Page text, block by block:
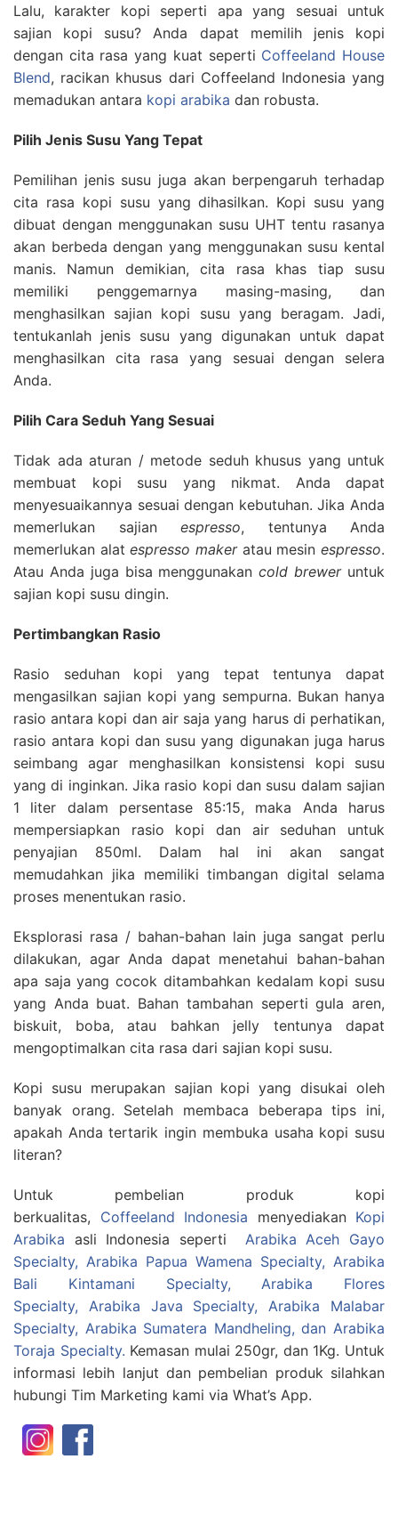
Lalu, karakter kopi seperti apa yang sesuai untuk
sajian kopi susu? Anda dapat memilih jenis kopi
dengan cita rasa yang kuat seperti Coffeeland House
Blend, racikan khusus dari Coffeeland Indonesia yang
memadukan antara kopi arabika dan robusta.
Pilih Jenis Susu Yang Tepat
Pemilihan jenis susu juga akan berpengaruh terhadap
cita rasa kopi susu yang dihasilkan. Kopi susu yang
dibuat dengan menggunakan susu UHT tentu rasanya
akan berbeda dengan yang menggunakan susu kental
manis. Namun demikian, cita rasa khas tiap susu
memiliki penggemarnya masing-masing, dan
menghasilkan sajian kopi susu yang beragam. Jadi,
tentukanlah jenis susu yang digunakan untuk dapat
menghasilkan cita rasa yang sesuai dengan selera
Anda.
Pilih Cara Seduh Yang Sesuai
Tidak ada aturan / metode seduh khusus yang untuk
membuat kopi susu yang nikmat. Anda dapat
menyesuaikannya sesuai dengan kebutuhan. Jika Anda
memerlukan sajian espresso, tentunya Anda
memerlukan alatespresso makeratau mesinespresso.
Atau Anda juga bisa menggunakancold breweruntuk
sajian kopi susu dingin.
Pertimbangkan Rasio
Rasio seduhan kopi yang tepat tentunya dapat
mengasilkan sajian kopi yang sempurna. Bukan hanya
rasio antara kopi dan air saja yang harus di perhatikan,
rasio antara kopi dan susu yang digunakan juga harus
seimbang agar menghasilkan konsistensi kopi susu
yang di inginkan. Jika rasio kopi dan susu dalam sajian
1 liter dalam persentase 85:15, maka Anda harus
mempersiapkan rasio kopi dan air seduhan untuk
penyajian 850ml. Dalam hal ini akan sangat
memudahkan jika memiliki timbangan digital selama
proses menentukan rasio.
Eksplorasi rasa / bahan-bahan lain juga sangat perlu
dilakukan, agar Anda dapat menetahui bahan-bahan
apa saja yang cocok ditambahkan kedalam kopi susu
yang Anda buat. Bahan tambahan seperti gula aren,
biskuit, boba, atau bahkan jelly tentunya dapat
mengoptimalkan cita rasa dari sajian kopi susu.
Kopi susu merupakan sajian kopi yang disukai oleh
banyak orang. Setelah membaca beberapa tips ini,
apakah Anda tertarik ingin membuka usaha kopi susu
literan?
Untuk pembelian produk kopi
berkualitas, Coffeeland Indonesia menyediakan Kopi
Arabika asli Indonesia seperti
Arabika Aceh Gayo
Specialty, Arabika Papua Wamena Specialty, Arabika
Bali Kintamani Specialty, Arabika Flores
Specialty, Arabika Java Specialty, Arabika Malabar
Specialty, Arabika Sumatera Mandheling, dan Arabika
Toraja Specialty. Kemasan mulai 250gr, dan 1Kg. Untuk
informasi lebih lanjut dan pembelian produk silahkan
hubungi Tim Marketing kami via What’s App.